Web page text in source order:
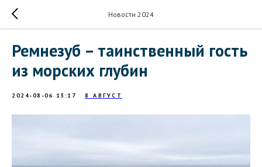
Новости 2024
Ремнезуб – таинственный гость
из морских глубин
2024-08-06 13:17 8 АВГУСТ